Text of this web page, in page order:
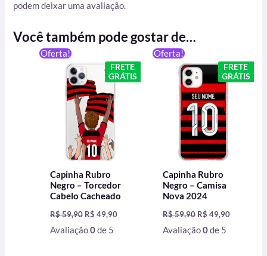
podem deixar uma avaliação.
Você também pode gostar de…
Oferta!
FRETE
GRÁTIS
Capinha Rubro
Negro – Torcedor
Cabelo Cacheado
R$59,90
original
era:
R$ 59,90.
R$ 49,90
preço
atual
é:
Avaliação0de 5
Oferta!
FRETE
GRÁTIS
Capinha Rubro
Negro – Camisa
Nova 2024
R$59,90
original
era:
R$ 59,90.
R$ 49,90
preço
atual
é:
Avaliação0de 5